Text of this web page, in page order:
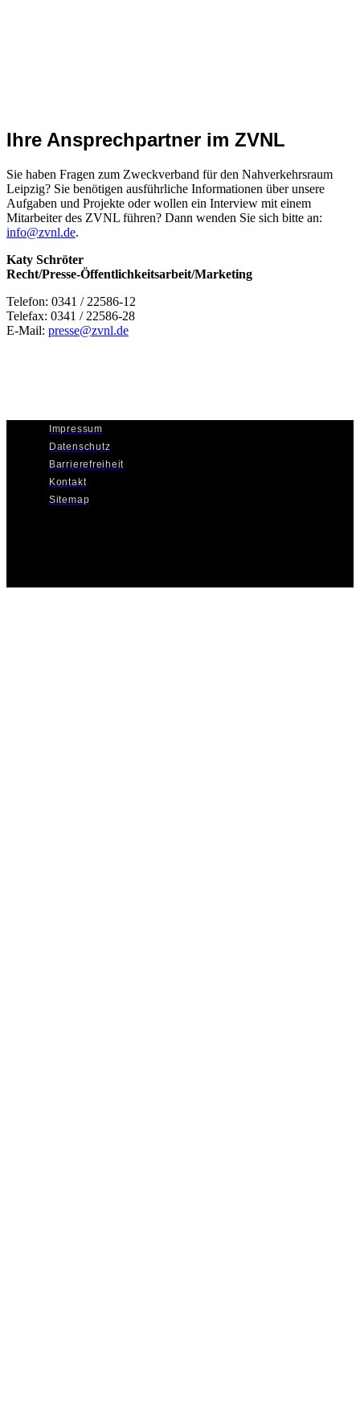
Ihre Ansprechpartner im ZVNL
Sie haben Fragen zum Zweckverband für den Nahverkehrsraum
Leipzig? Sie benötigen ausführliche Informationen über unsere
Aufgaben und Projekte oder wollen ein Interview mit einem
Mitarbeiter des ZVNL führen? Dann wenden Sie sich bitte an:
info@zvnl.de.
Katy Schröter
Recht/Presse-Öffentlichkeitsarbeit/Marketing
Telefon: 0341 / 22586-12
Telefax: 0341 / 22586-28
E-Mail: presse@zvnl.de
Impressum
Datenschutz
Barrierefreiheit
Kontakt
Sitemap